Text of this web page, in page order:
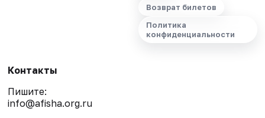
Возврат билетов
Политика
конфиденциальности
Контакты
Пишите:
info@afisha.org.ru